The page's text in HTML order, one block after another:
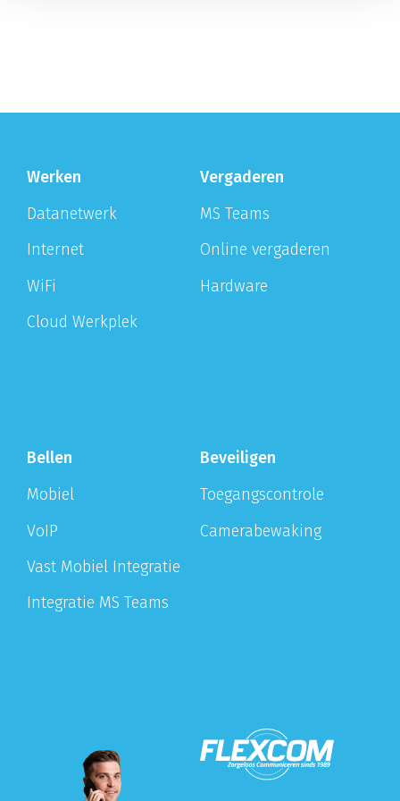
Werken
Datanetwerk
Internet
WiFi
Cloud Werkplek
Vergaderen
MS Teams
Online vergaderen
Hardware
Bellen
Mobiel
VoIP
Vast Mobiel Integratie
Integratie MS Teams
Beveiligen
Toegangscontrole
Camerabewaking